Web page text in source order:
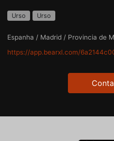
Urso Urso
Espanha / Madrid / Provincia de
https://app.bearxl.com/